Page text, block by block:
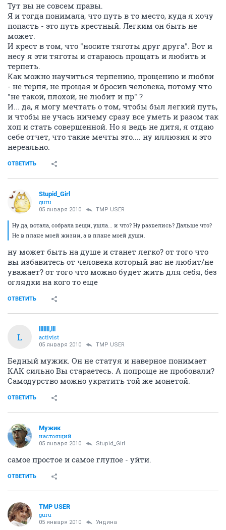
Тут вы не совсем правы.
Я и тогда понимала, что путь в то место, куда я хочу
попасть - это путь крестный. Легким он быть не
может.
И крест в том, что "носите тяготы друг друга". Вот и
несу я эти тяготы и стараюсь прощать и любить и
терпеть.
Как можно научиться терпению, прощению и любви
- не терпя, не прощая и бросив человека, потому что
"не такой, плохой, не любит и пр" ?
И... да, я могу мечтать о том, чтобы был легкий путь,
и чтобы не учась ничему сразу все уметь и разом так
хоп и стать совершенной. Но я ведь не дитя, я отдаю
себе отчет, что такие мечты это.... ну иллюзия и это
нереально.
ОТВЕТИТЬ
Stupid_Girl
guru
05 января 2010 TMP USER
Ну да, встала, собрала вещи, ушла... и что? Ну развелись? Дальше что?
Не в плане моей жизни, а в плане моей души.
ну может быть на душе и станет легко? от того что
вы избавитесь от человека который вас не любит/не
уважает? от того что можно будет жить для себя, без
оглядки на кого то еще
ОТВЕТИТЬ
L
lllllll,lll
activist
05 января 2010 TMP USER
Бедный мужик. Он не статуя и наверное понимает
КАК сильно Вы стараетесь. А попроще не пробовали?
Самодурство можно укратить той же монетой.
ОТВЕТИТЬ
Мужик
настоящий
05 января 2010 Stupid_Girl
самое простое и самое глупое - уйти.
ОТВЕТИТЬ
TMP USER
guru
05 января 2010 Ундина